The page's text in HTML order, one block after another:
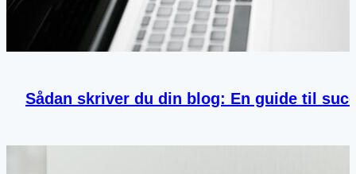
Sådan skriver du din blog: En guide til